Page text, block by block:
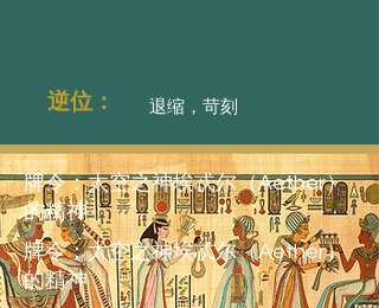
逆位： 退缩，苛刻
牌令：太空之神埃忒尔（Aether）
的精神
牌令：太空之神埃忒尔（Aether）
的精神